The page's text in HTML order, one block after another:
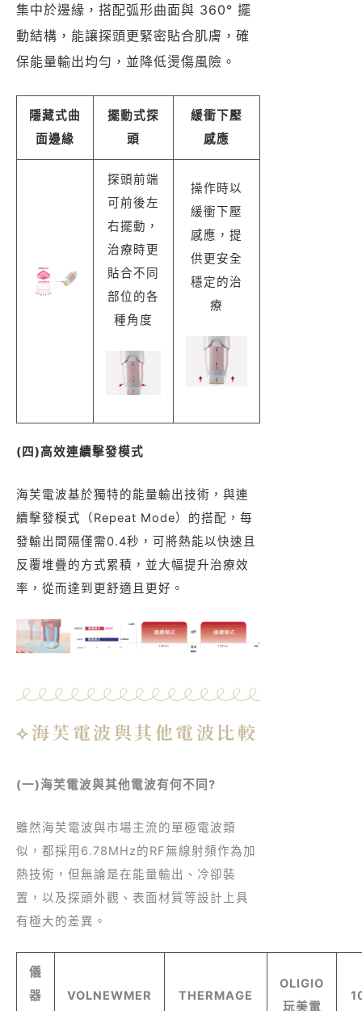
集中於邊緣，搭配弧形曲面與 360° 擺
動結構，能讓探頭更緊密貼合肌膚，確
保能量輸出均勻，並降低燙傷風險。
隱藏式曲
面邊緣
擺動式探
頭
緩衝下壓
感應
探頭前端
可前後左
右擺動，
治療時更
貼合不同
部位的各
種角度
操作時以
緩衝下壓
感應，提
供更安全
穩定的治
療
(四)高效連續擊發模式
海芙電波基於獨特的能量輸出技術，與連
續擊發模式（Repeat Mode）的搭配，每
發輸出間隔僅需0.4秒，可將熱能以快速且
反覆堆疊的方式累積，並大幅提升治療效
率，從而達到更舒適且更好。
⟡海芙電波與其他電波比較
(一)海芙電波與其他電波有何不同?
雖然海芙電波與市場主流的單極電波類
似，都採用6.78MHz的RF無線射頻作為加
熱技術，但無論是在能量輸出、冷卻裝
置，以及探頭外觀、表面材質等設計上具
有極大的差異。
儀
器
VOLNEWMER THERMAGE
OLIGIO
玩美電